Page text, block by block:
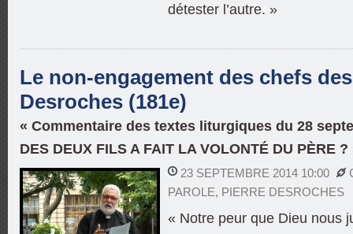
détester l’autre. »
Le non-engagement des chefs
Desroches (181e)
« Commentaire des textes liturgiques du 28
DES DEUX FILS A FAIT LA VOLONTÉ DU PÈRE ?
23 SEPTEMBRE 2014 10:00
PAROLE, PIERRE DESROCHES
« Notre peur que Dieu nous